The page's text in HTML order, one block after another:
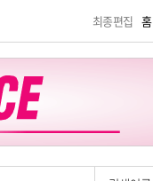
홈
최종편집